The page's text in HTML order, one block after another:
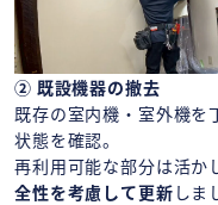
② 既設機器の撤去
既存の室内機・室外機を
状態を確認。
再利用可能な部分は活か
全性を考慮して更新 しま